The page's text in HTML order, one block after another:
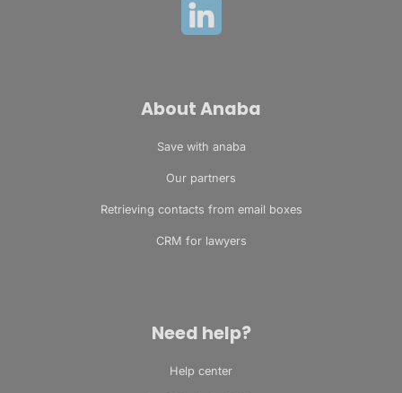
About Anaba
Save with anaba
Our partners
Retrieving contacts from email boxes
CRM for lawyers
Need help?
Help center